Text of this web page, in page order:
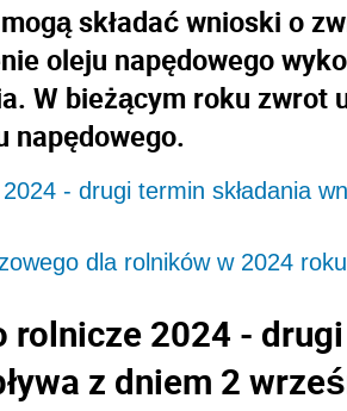
składać wnioski o
oleju napędowego
W bieżącym roku zwrot
napędowego.
- drugi termin składania
dla rolników w 2024 roku
rolnicze 2024 -
z dniem 2